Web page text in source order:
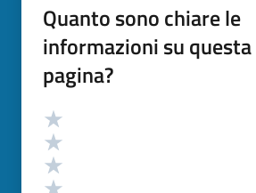
Quanto sono chiare le
informazioni su questa
pagina?
Valutazione